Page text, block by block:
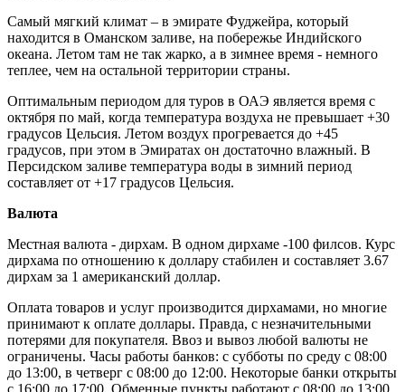
Самый мягкий климат – в эмирате Фуджейра, который
находится в Оманском заливе, на побережье Индийского
океана. Летом там не так жарко, а в зимнее время - немного
теплее, чем на остальной территории страны.
Оптимальным периодом для туров в ОАЭ является время с
октября по май, когда температура воздуха не превышает +30
градусов Цельсия. Летом воздух прогревается до +45
градусов, при этом в Эмиратах он достаточно влажный. В
Персидском заливе температура воды в зимний период
составляет от +17 градусов Цельсия.
Валюта
Местная валюта - дирхам. В одном дирхаме -100 филсов. Курс
дирхама по отношению к доллару стабилен и составляет 3.67
дирхам за 1 американский доллар.
Оплата товаров и услуг производится дирхамами, но многие
принимают к оплате доллары. Правда, с незначительными
потерями для покупателя. Ввоз и вывоз любой валюты не
ограничены. Часы работы банков: с субботы по среду с 08:00
до 13:00, в четверг с 08:00 до 12:00. Некоторые банки открыты